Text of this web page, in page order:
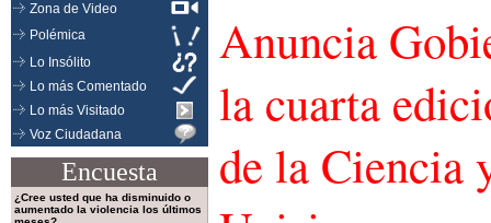
Zona de Video
Polémica
Lo Insólito
Lo más Comentado
Lo más Visitado
Voz Ciudadana
Encuesta
¿Cree usted que ha disminuido o
aumentado la violencia los últimos
Anuncia
la cuarta
de la Ciencia